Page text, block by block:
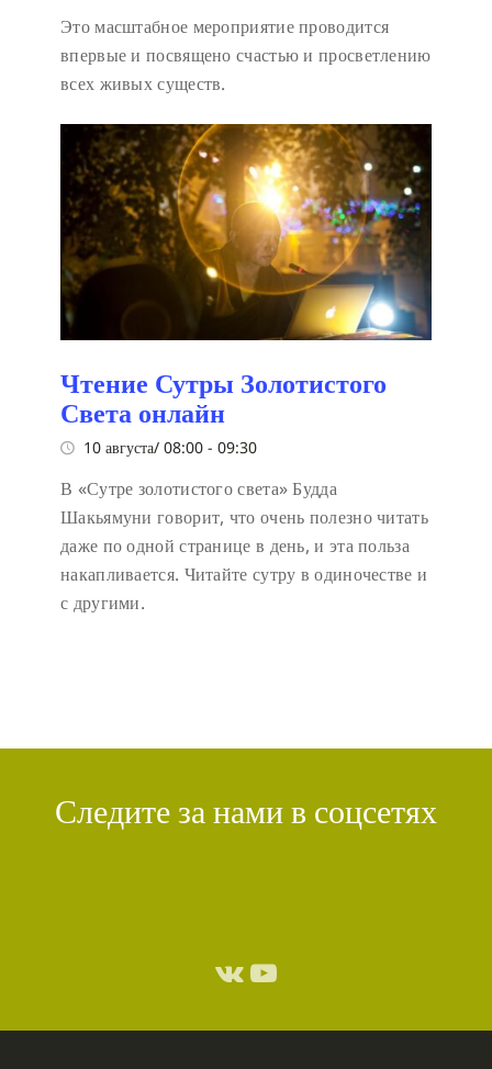
Это масштабное мероприятие проводится
впервые и посвящено счастью и просветлению
всех живых существ.
Чтение Сутры Золотистого
Света онлайн
10 августа/ 08:00 - 09:30
В «Сутре золотистого света» Будда
Шакьямуни говорит, что очень полезно читать
даже по одной странице в день, и эта польза
накапливается. Читайте сутру в одиночестве и
с другими.
Следите за нами в соцсетях